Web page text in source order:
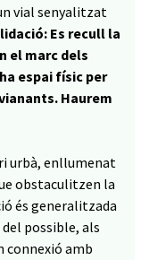
vial senyalitzat
Es recull la
el marc dels
espai físic per
Haurem
urbà, enllumenat
obstaculitzen la
és generalitzada
possible, als
connexió amb